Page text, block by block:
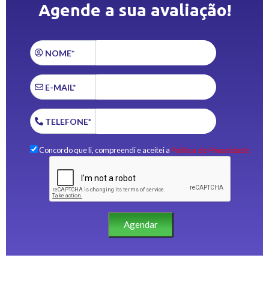
Agende a sua avaliação!
NOME*
E-MAIL*
TELEFONE*
Concordo que li, compreendi e aceitei a Política de Privacidade.
Agendar